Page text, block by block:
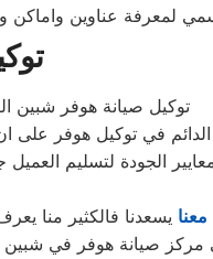
لمعرفة عناوين واماكن
توكيل صيانة هوفر شبين
في توكيل هوفر على
الجودة لتسليم
يسعدنا فالكثير منا
صيانة هوفر في شبين